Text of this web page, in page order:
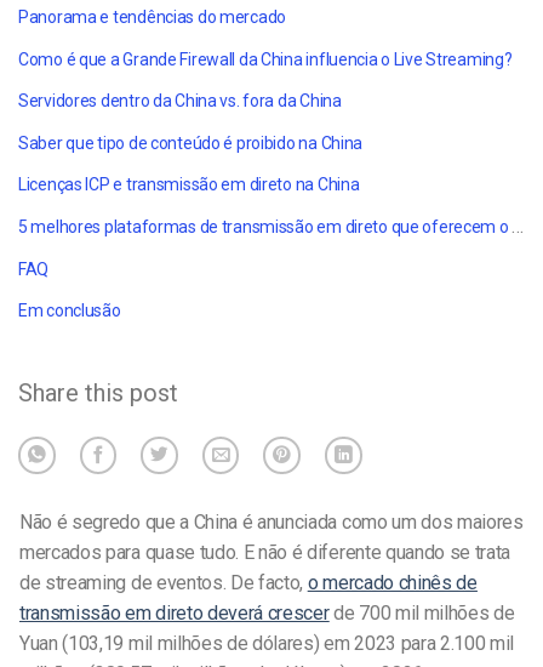
Panorama e tendências do mercado
Como é que a Grande Firewall da China influencia o Live Streaming?
Servidores dentro da China vs. fora da China
Saber que tipo de conteúdo é proibido na China
Licenças ICP e transmissão em direto na China
5 melhores plataformas de transmissão em direto que oferecem o serviço na China
FAQ
Em conclusão
Share this post
Não é segredo que a China é anunciada como um dos maiores
mercados para quase tudo. E não é diferente quando se trata
de streaming de eventos. De facto, o mercado chinês de
transmissão em direto deverá crescerde 700 mil milhões de
Yuan (103,19 mil milhões de dólares) em 2023 para 2.100 mil